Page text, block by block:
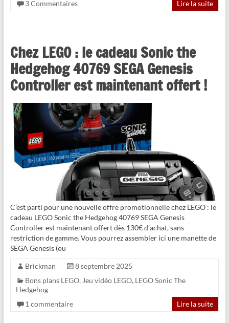
3 Commentaires
Lire la suite
Chez LEGO : le cadeau Sonic the
Hedgehog 40769 SEGA Genesis
Controller est maintenant offert !
C’est parti pour une nouvelle offre promotionnelle chez LEGO : le
cadeau LEGO Sonic the Hedgehog 40769 SEGA Genesis
Controller est maintenant offert dès 130€ d’achat, sans
restriction de gamme. Vous pourrez assembler ici une manette de
SEGA Genesis (ou
Brickman
8 septembre 2025
Bons plans LEGO, Jeu vidéo LEGO, LEGO Sonic The
Hedgehog
1 commentaire
Lire la suite